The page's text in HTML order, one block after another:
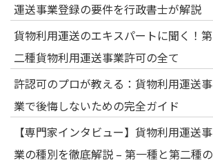
運送事業登録の要件を行政書士が解説
貨物利用運送のエキスパートに聞く！第
二種貨物利用運送事業許可の全て
許認可のプロが教える：貨物利用運送事
業で後悔しないための完全ガイド
【専門家インタビュー】貨物利用運送事
業の種別を徹底解説 – 第一種と第二種の